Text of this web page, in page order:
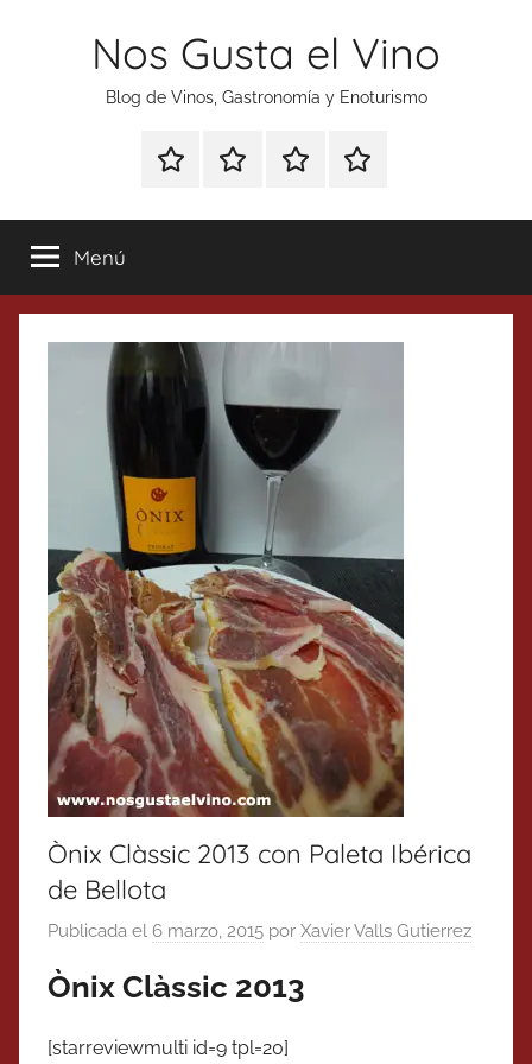
Nos Gusta el Vino
Blog de Vinos, Gastronomía y Enoturismo
Especial
Tonics
Enoturismo
Gastronomía
RankingContacto
Menú
Ònix Clàssic 2013 con Paleta Ibérica
de Bellota
Publicada el 6 marzo, 2015 por Xavier Valls Gutierrez
Ònix Clàssic 2013
[starreviewmulti id=9 tpl=20]